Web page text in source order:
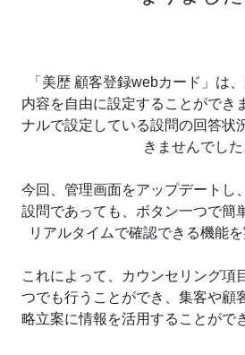
「美歴 顧客登録webカード」は
内容を自由に設定することができ
ナルで設定している設問の回答状
きませんでした
今回、管理画面をアップデートし
設問であっても、ボタン一つで簡
リアルタイムで確認できる機能を
これによって、カウンセリング項
つでも行うことができ、集客や顧
略立案に情報を活用することがで